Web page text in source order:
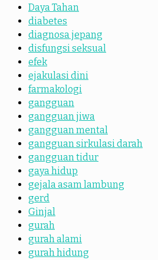
Daya Tahan
diabetes
diagnosa jepang
disfungsi seksual
efek
ejakulasi dini
farmakologi
gangguan
gangguan jiwa
gangguan mental
gangguan sirkulasi darah
gangguan tidur
gaya hidup
gejala asam lambung
gerd
Ginjal
gurah
gurah alami
gurah hidung